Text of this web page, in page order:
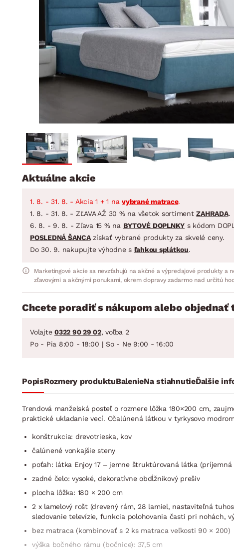
Predsieň, šatník a chodba
Kuchyňa
Kúpeľňa
BYTOVÝ TEXTIL
Závesy a žalúzie
STOLOVANIE A
Jedálenský servis
Príbory
Hrnce
Panvice
Zobrazit vše
Kúpeľňové zostavy
Jedálenské
Záhradné zostavy
Aktuálne akcie
1. 8. - 31. 8. - Akcia 1 + 1 na vybrané matrace.
1. 8. - 31. 8. - ZĽAVA AŽ 30 % na všetok sortimentZAHRADA.
6. 8. - 9. 8. - Zľava 15 % na BYTOVÉ DOPLNKY s kódom
POSLEDNÁ ŠANCAzískať vybrané produkty za skvelé ceny.
Do 30. 9. nakupujte výhodne s ľahkou splátkou.
Marketingové akcie sa nevzťahujú na akčné a výpredajové produkty a
zľavovými a akčnými ponukami, okrem dopravy zadarmo nad určitú
Chcete poradiť s nákupom alebo
Volajte 0322 90 29 02, voľba 2
Po - Pia 8:00 - 18:00 | So - Ne 9:00 - 16:00
PopisRozmery produktuBalenieNa stiahnutieĎalšie
Trendová manželská posteľ o rozmere lôžka 180×200 cm,
praktické ukladanie vecí. Očalúnená látkou v tyrkysovo
konštrukcia: drevotrieska, kov
čalúnené vonkajšie steny
poťah: látka Enjoy 17 – jemne štruktúrovaná látka
zadné čelo: vysoké, dekoratívne obdĺžnikový prešiv
plocha lôžka: 180 × 200 cm
2 x lamelový rošt (drevený rám, 28 lamiel, nastaviteľná
sledovanie televízie, funkcia polohovania časti pri nohách,
bez matraca (kombinovať s 2 ks matraca veľkosti 90 × 200)
výška bočného rámu (bočnice): 37,5 cm